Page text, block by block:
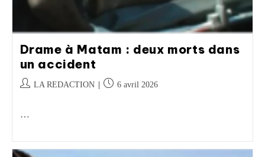
Drame à Matam : deux morts dans
un accident
LA REDACTION 6 avril 2026
…